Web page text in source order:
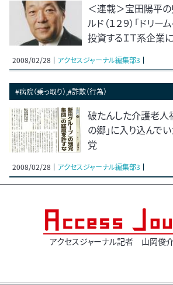
＜連載＞宝田陽平
ルド（１２９）「ドリ
投資するＩＴ系企業
2008/02/28 アクセスジャーナル編集部3
#病院（乗っ取り）,#詐欺（行為）
破たんした介護老人
の郷」に入り込んで
党
2008/02/28 アクセスジャーナル編集部3
アクセスジャーナル記者 山岡俊